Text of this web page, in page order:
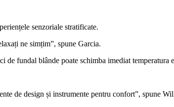
senzoriale stratificate.
ne simțim”, spune Garcia.
de fundal blânde poate schimba imediat
de design și instrumente pentru confort”, spune